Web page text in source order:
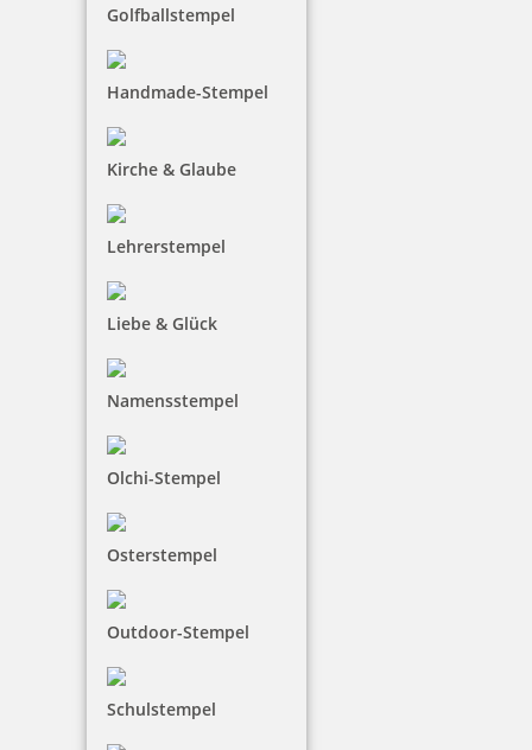
Golfballstempel
Handmade-Stempel
Kirche & Glaube
Lehrerstempel
Liebe & Glück
Namensstempel
Olchi-Stempel
Osterstempel
Outdoor-Stempel
Schulstempel
Trodat Professional 5430/L 4.0 Datumstempel blau/rot mit